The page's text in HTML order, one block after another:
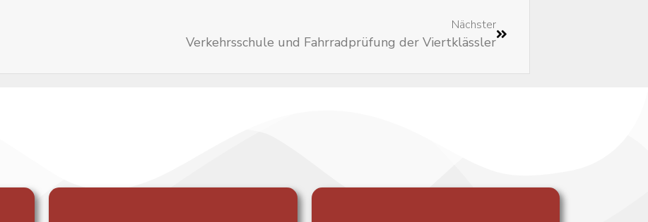
Nächster
Verkehrsschule und Fahrradprüfung der Viertklässler